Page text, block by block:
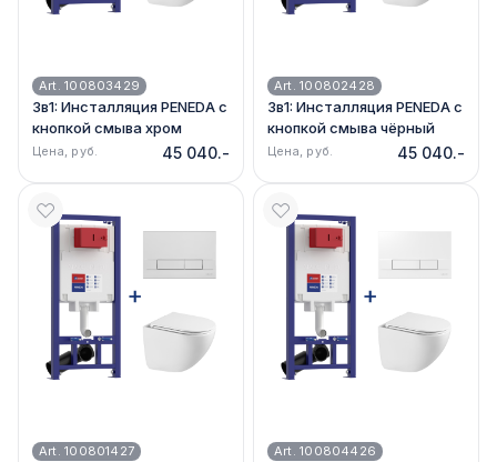
Art. 100803429
3в1: Инсталляция PENEDA с
кнопкой смыва хром
матовый + унитаз GLAZER
Цена, руб. 45 040.-
Art. 100802428
3в1: Инсталляция PENEDA с
кнопкой смыва чёрный
мат. + унитаз GLAZER
Цена, руб. 45 040.-
Art. 100801427 Art. 100804426